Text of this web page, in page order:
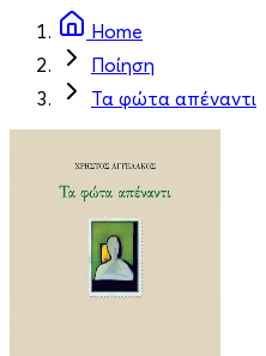
Home
Ποίηση
Τα φώτα απέναντι